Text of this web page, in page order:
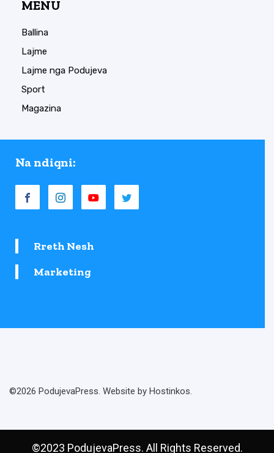
MENU
Ballina
Lajme
Lajme nga Podujeva
Sport
Magazina
Na ndiqni:
Rreth Nesh
Marketing
©2026 PodujevaPress. Website by Hostinkos.
©2023 PodujevaPress. All Rights Reserved.